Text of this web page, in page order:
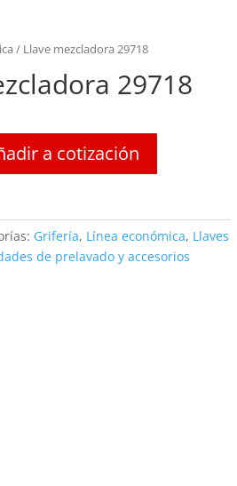
/ Llave mezcladora 29718
29718
a cotización
Grifería, Línea económica, Llaves
de prelavado y accesorios